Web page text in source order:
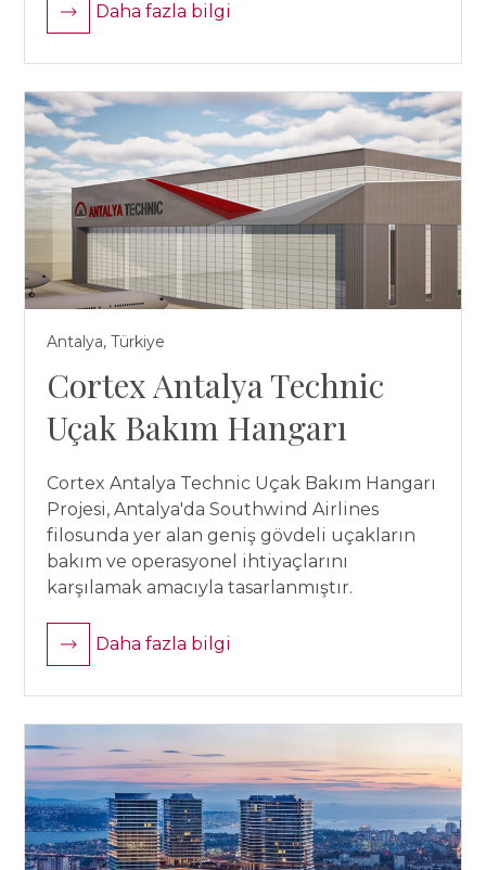
Daha fazla bilgi
Antalya, Türkiye
Cortex Antalya Technic
Uçak Bakım Hangarı
Cortex Antalya Technic Uçak Bakım Hangarı
Projesi, Antalya'da Southwind Airlines
filosunda yer alan geniş gövdeli uçakların
bakım ve operasyonel ihtiyaçlarını
karşılamak amacıyla tasarlanmıştır.
Daha fazla bilgi